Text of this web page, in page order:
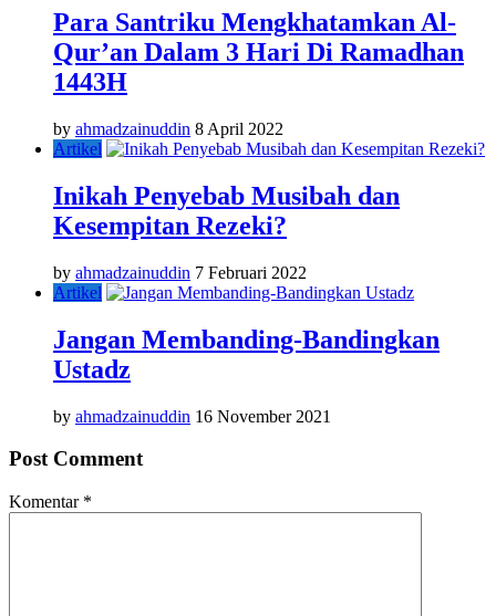
Para Santriku Mengkhatamkan Al-
Qur’an Dalam 3 Hari Di Ramadhan
1443H
by ahmadzainuddin 8 April 2022
Artikel
Inikah Penyebab Musibah dan
Kesempitan Rezeki?
by ahmadzainuddin 7 Februari 2022
Artikel
Jangan Membanding-Bandingkan
Ustadz
by ahmadzainuddin 16 November 2021
Post Comment
Komentar *